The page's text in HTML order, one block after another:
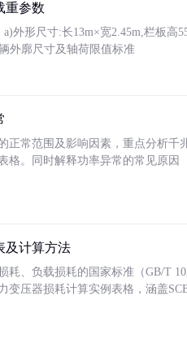
重参数
外形尺寸:长13m×宽2.45m,栏板高
外廓尺寸及轴荷限值标准
正常范围及影响因素，重点分析千
格。同时解释功率异常的常见原
及计算方法
耗、负载损耗的国家标准（GB/T
变压器损耗计算实例表格，涵盖